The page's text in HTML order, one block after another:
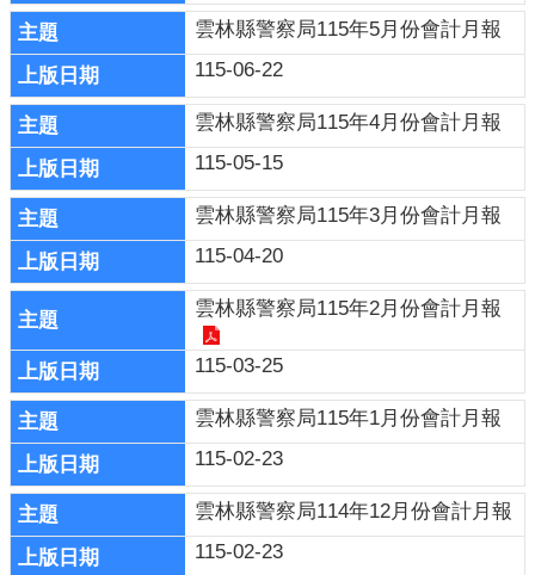
宣
導
民
意
廣
場
便
民
服
政
府
公
開
資
訊
主
題
雲林縣警察局115年5月份會計月報
115-06-22
雲林縣警察局115年4月份會計月報
115-05-15
雲林縣警察局115年3月份會計月報
115-04-20
雲林縣警察局115年2月份會計月報
115-03-25
雲林縣警察局115年1月份會計月報
115-02-23
雲林縣警察局114年12月份會計月報
115-02-23